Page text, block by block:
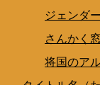
ジェンダ
さんかく
将国のア